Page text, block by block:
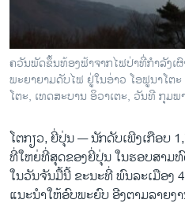
ສຽງ
ລາຍການກະຈາຍສຽງ
ຕິດຕາມພວກເຮົາ ທີ່
ພາສາຕ່າງໆ
ຄວັນພັດຂຶ້ນທ້ອງຟ້າຈາກໄຟປ່າທີ່ກຳລັງ
ພະຍາຍາມດັບໄຟ ຢູ່ໃນອ່າວ ໂອຟູນາໂຕະ
ໂຕະ, ເທດສະບານ ອິວາເຕະ, ວັນທີ ກຸມພ
ໂຕກຽວ, ຍີ່ປຸ່ນ —ນັກດັບເພີງເກືອບ
ທີ່ໃຫຍ່ທີ່ສຸດຂອງຍີ່ປຸ່ນ ໃນຮອບສາມ
ໃນວັນຈັນມື້ນີ້ ຂະນະທີ່ ພົນລະເມືອງ
ແນະນຳໃຫ້ອົບພະຍົບ ອີງຕາມລາຍງ